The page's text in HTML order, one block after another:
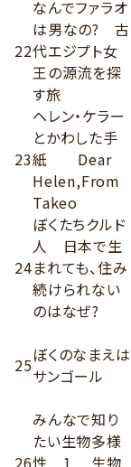
22
なんでファラオ
は男なの? 古
代エジプト女
王の源流を探
す旅
23
ヘレン・ケラー
とかわした手
紙 Dear
Helen,From
Takeo
24
ぼくたちクルド
人 日本で生
まれても、住み
続けられない
のはなぜ?
25ぼくのなまえは
サンゴール
26
みんなで知り
たい生物多様
性 1 生物